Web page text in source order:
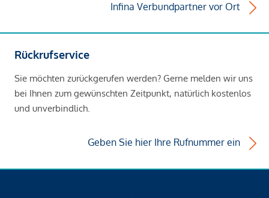
Infina Verbundpartner vor Ort
Rückrufservice
Sie möchten zurückgerufen werden? Gerne melden wir uns
bei Ihnen zum gewünschten Zeitpunkt, natürlich kostenlos
und unverbindlich.
Geben Sie hier Ihre Rufnummer ein